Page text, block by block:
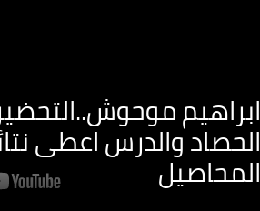
ابراهيم
الحصاد والدرس اعطى
المحاصيل